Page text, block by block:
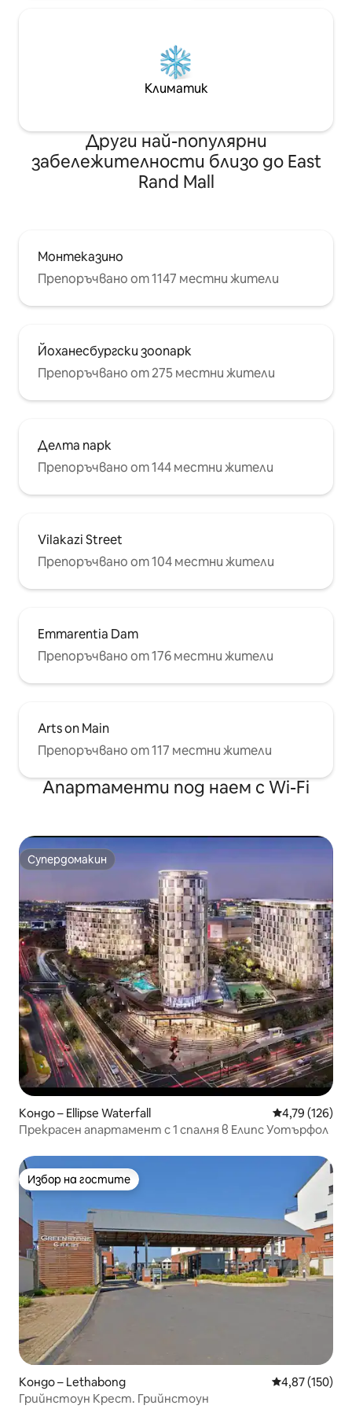
Климатик
Други най-популярни
забележителности близо до East
Rand Mall
Монтеказино
Препоръчвано от 1147 местни жители
Йоханесбургски зоопарк
Препоръчвано от 275 местни жители
Делта парк
Препоръчвано от 144 местни жители
Vilakazi Street
Препоръчвано от 104 местни жители
Emmarentia Dam
Препоръчвано от 176 местни жители
Arts on Main
Препоръчвано от 117 местни жители
Апартаменти под наем с Wi-Fi
Супердомакин
Супердомакин
Кондо – Ellipse Waterfall Средна
4,79 (126)
Прекрасен апартамент с 1 спалня в Елипс Уотърфол
Избор на гостите
Избор на гостите
Кондо – Lethabong Средна
4,87 (150)
Грийнстоун Крест. Грийнстоун